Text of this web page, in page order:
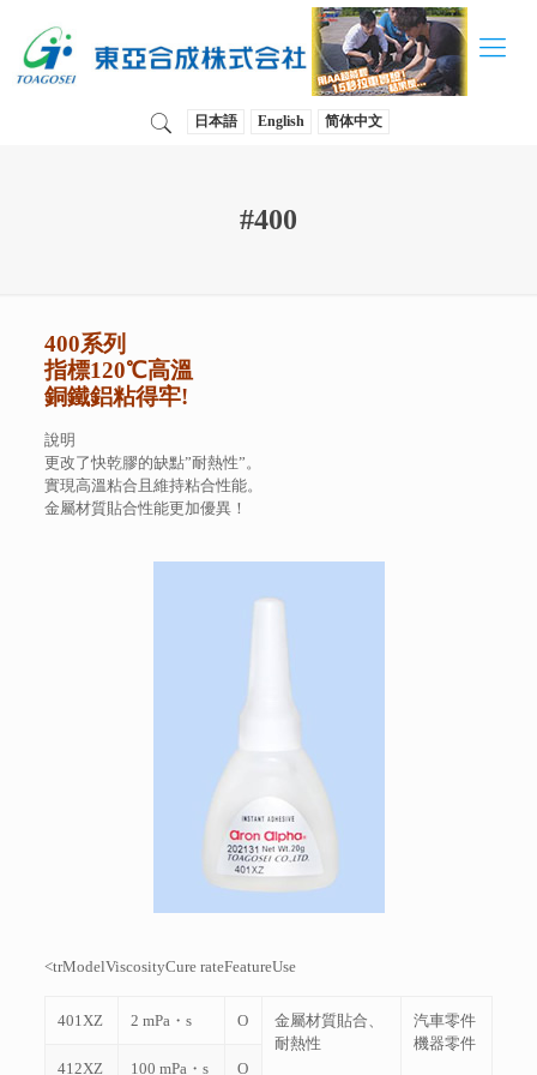
日本語 English 简体中文
#400
400系列
指標120℃高溫
銅鐵鋁粘得牢!
說明
更改了快乾膠的缺點”耐熱性”。
實現高溫粘合且維持粘合性能。
金屬材質貼合性能更加優異！
<trModelViscosityCure rateFeatureUse
401XZ 2 mPa・s O
金屬材質貼合、
耐熱性
汽車零件
機器零件
412XZ
100 mPa・s O